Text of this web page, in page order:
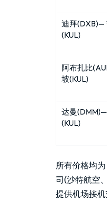
迪拜(DXB)—
(KUL)
阿布扎比
坡(KUL)
达曼
(KUL)
所有价格均
司(沙特航空
提供机场接机